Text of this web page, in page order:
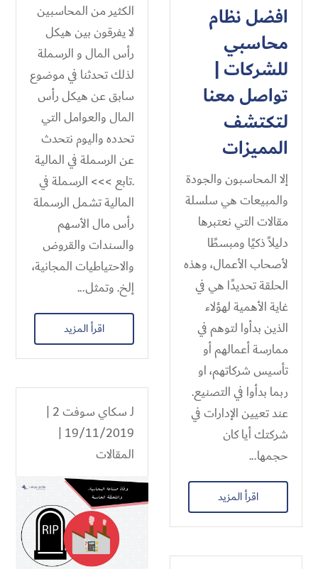
الكثير من المحاسبين
لا يفرقون بين هيكل
رأس المال و الرسملة
لذلك تحدثنا في موضوع
سابق عن هيكل رأس
المال والعوامل التي
تحدده واليوم نتحدث
عن الرسملة في المالية
.تابع >>> الرسملة في
المالية تشمل الرسملة
رأس مال الأسهم
والسندات والقروض
والاحتياطيات المجانية،
إلخ. وتمثل...
اقرأ المزيد
افضل نظام
محاسبي
للشركات |
تواصل معنا
لتكتشف
المميزات
إلا المحاسبون والجودة
والمبيعات هي سلسلة
مقالات التي نعتبرها
دليلاً ذكيًا ومبسطًا
لأصحاب الأعمال، وهذه
الحلقة تحديدًا هي في
غاية الأهمية لهؤلاء
الذين بدأوا لتوهم في
ممارسة أعمالهم أو
تأسيس شركاتهم، او
ربما بدأوا في التصنيع.
عند تعيين الإدارات في
شركتك أيا كان
حجمها...
اقرأ المزيد
لـسكاي سوفت 2
|
19/11/2019 |
المقالات